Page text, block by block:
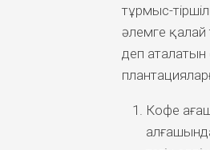
тұрмыс-
әлемге қалай
деп аталатын
Кофе